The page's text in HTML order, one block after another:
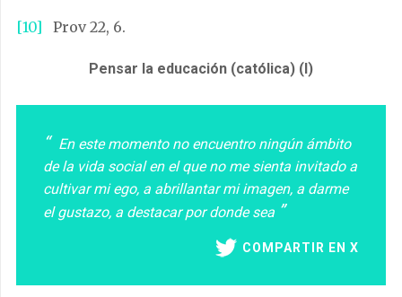
[10] Prov 22, 6.
Pensar la educación (católica) (I)
En este momento no encuentro ningún ámbito
de la vida social en el que no me sienta invitado a
cultivar mi ego, a abrillantar mi imagen, a darme
el gustazo, a destacar por donde sea
COMPARTIR EN X